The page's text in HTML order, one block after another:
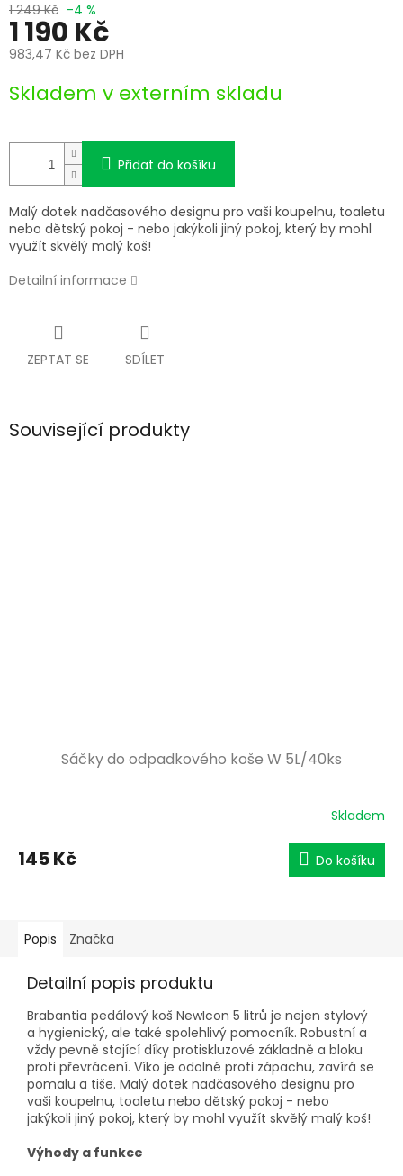
1 249 Kč –4 %
1 190 Kč
983,47 Kč bez DPH
cena:
Skladem v externím skladu
Přidat do košíku
Malý dotek nadčasového designu pro vaši koupelnu, toaletu
nebo dětský pokoj - nebo jakýkoli jiný pokoj, který by mohl
využít skvělý malý koš!
Detailní informace
ZEPTAT SE SDÍLET
Související produkty
Sáčky do odpadkového koše W 5L/40ks
Skladem
145 Kč Do košíku
Popis Značka
Detailní popis produktu
Brabantia pedálový koš NewIcon 5 litrů je nejen stylový
a hygienický, ale také spolehlivý pomocník. Robustní a
vždy pevně stojící díky protiskluzové základně a bloku
proti převrácení. Víko je odolné proti zápachu, zavírá se
pomalu a tiše. Malý dotek nadčasového designu pro
vaši koupelnu, toaletu nebo dětský pokoj - nebo
jakýkoli jiný pokoj, který by mohl využít skvělý malý koš!
Výhody a funkce